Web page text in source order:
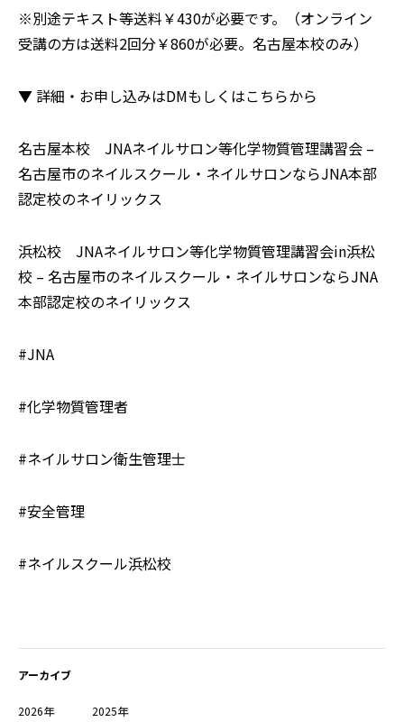
※別途テキスト等送料￥430が必要です。（オンライン
受講の方は送料2回分￥860が必要。名古屋本校のみ）
▼ 詳細・お申し込みはDMもしくはこちらから
名古屋本校 JNAネイルサロン等化学物質管理講習会 –
名古屋市のネイルスクール・ネイルサロンならJNA本部
認定校のネイリックス
浜松校 JNAネイルサロン等化学物質管理講習会in浜松
校 – 名古屋市のネイルスクール・ネイルサロンならJNA
本部認定校のネイリックス
#JNA
#化学物質管理者
#ネイルサロン衛生管理士
#安全管理
#ネイルスクール浜松校
アーカイブ
2026年 2025年